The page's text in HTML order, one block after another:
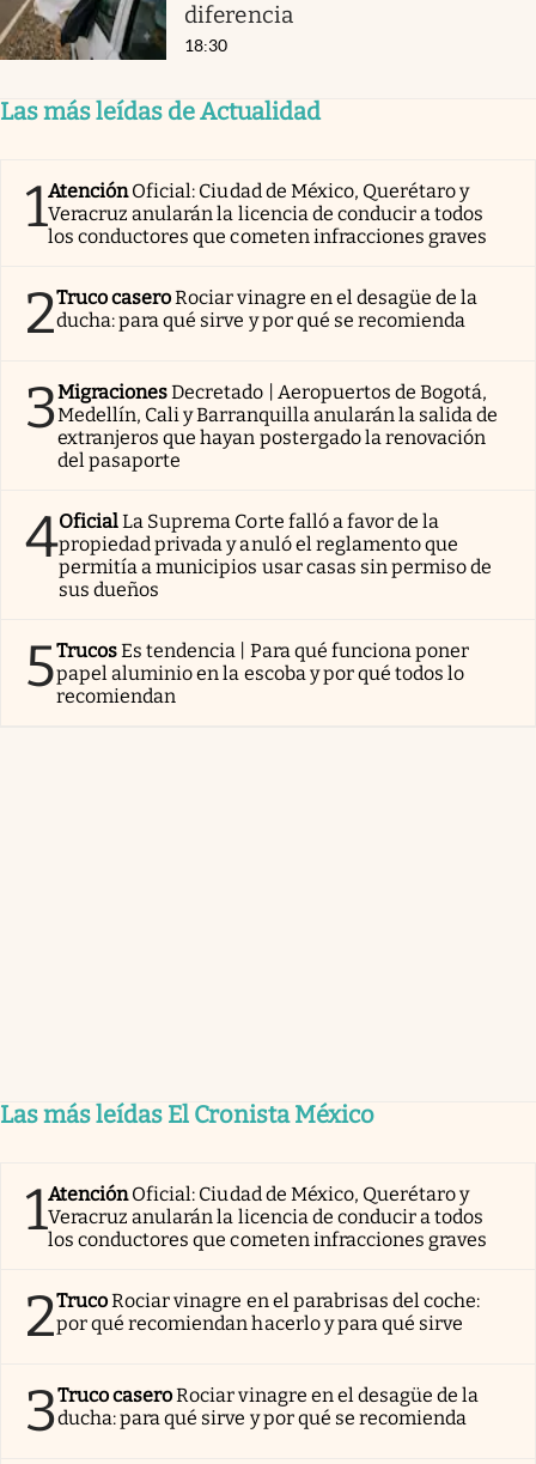
diferencia
18:30
Las más leídas de Actualidad
1AtenciónOficial: Ciudad de México, Querétaro y
Veracruz anularán la licencia de conducir a todos
los conductores que cometen infracciones graves
2Truco caseroRociar vinagre en el desagüe de la
ducha: para qué sirve y por qué se recomienda
3MigracionesDecretado | Aeropuertos de Bogotá,
Medellín, Cali y Barranquilla anularán la salida de
extranjeros que hayan postergado la renovación
del pasaporte
4OficialLa Suprema Corte falló a favor de la
propiedad privada y anuló el reglamento que
permitía a municipios usar casas sin permiso de
sus dueños
5TrucosEs tendencia | Para qué funciona poner
papel aluminio en la escoba y por qué todos lo
recomiendan
Las más leídas El Cronista México
1AtenciónOficial: Ciudad de México, Querétaro y
Veracruz anularán la licencia de conducir a todos
los conductores que cometen infracciones graves
2TrucoRociar vinagre en el parabrisas del coche:
por qué recomiendan hacerlo y para qué sirve
3Truco caseroRociar vinagre en el desagüe de la
ducha: para qué sirve y por qué se recomienda